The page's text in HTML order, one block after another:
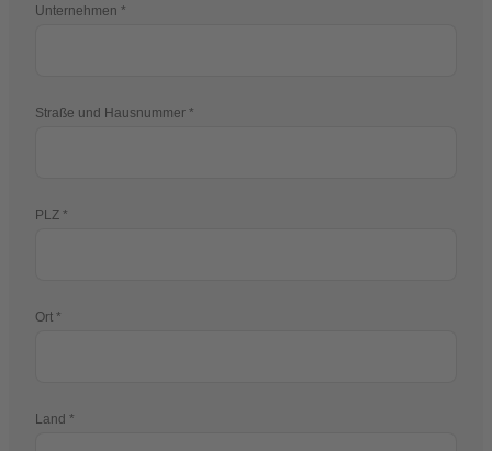
Unternehmen
Straße und Hausnummer
PLZ
Ort
Land